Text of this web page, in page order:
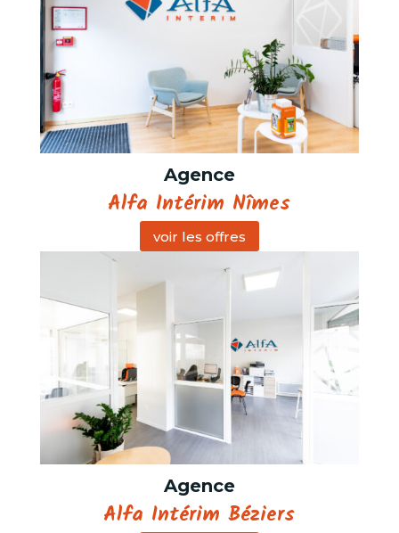
Agence
Alfa Intérim Nîmes
voir les offres
Agence
Alfa Intérim Béziers